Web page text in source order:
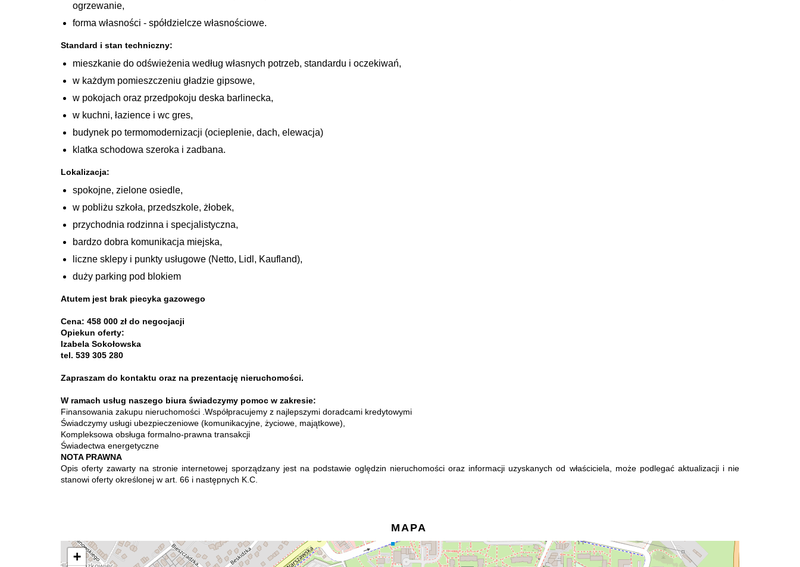
ogrzewanie,
forma własności - spółdzielcze własnościowe.
Standard i stan techniczny:
mieszkanie do odświeżenia według własnych potrzeb, standardu i oczekiwań,
w każdym pomieszczeniu gładzie gipsowe,
w pokojach oraz przedpokoju deska barlinecka,
w kuchni, łazience i wc gres,
budynek po termomodernizacji (ocieplenie, dach, elewacja)
klatka schodowa szeroka i zadbana.
Lokalizacja:
spokojne, zielone osiedle,
w pobliżu szkoła, przedszkole, żłobek,
przychodnia rodzinna i specjalistyczna,
bardzo dobra komunikacja miejska,
liczne sklepy i punkty usługowe (Netto, Lidl, Kaufland),
duży parking pod blokiem
Atutem jest brak piecyka gazowego
Cena: 458 000 zł do negocjacji
Opiekun oferty:
Izabela Sokołowska
tel. 539 305 280
Zapraszam do kontaktu oraz na prezentację nieruchomości.
W ramach usług naszego biura świadczymy pomoc w zakresie:
Finansowania zakupu nieruchomości .Współpracujemy z najlepszymi doradcami kredytowymi
Świadczymy usługi ubezpieczeniowe (komunikacyjne, życiowe, majątkowe),
Kompleksowa obsługa formalno-prawna transakcji
Świadectwa energetyczne
NOTA PRAWNA
Opis oferty zawarty na stronie internetowej sporządzany jest na podstawie oględzin nieruchomości oraz informacji uzyskanych od właściciela, może podlegać aktualizacji i nie
stanowi oferty określonej w art. 66 i następnych K.C.
MAPA
+